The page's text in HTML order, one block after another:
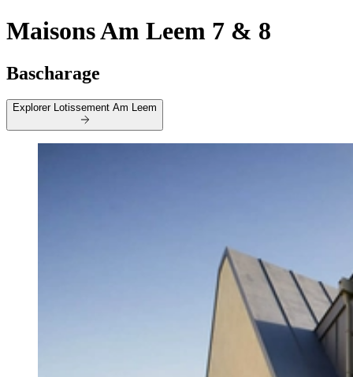
Maisons Am Leem 7 & 8
Bascharage
Explorer Lotissement Am Leem